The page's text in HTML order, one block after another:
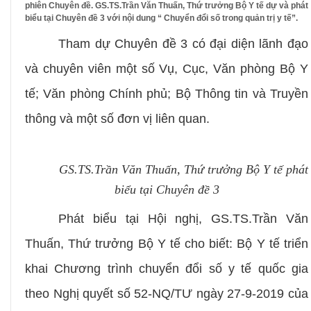
phiên Chuyên đề. GS.TS.Trần Văn Thuấn, Thứ trưởng Bộ Y tế dự và phát
biểu tại Chuyên đề 3 với nội dung “ Chuyển đổi số trong quản trị y tế”.
Tham dự Chuyên đề 3 có đại diện lãnh đạo
và chuyên viên một số Vụ, Cục, Văn phòng Bộ Y
tế; Văn phòng Chính phủ; Bộ Thông tin và Truyền
thông và một số đơn vị liên quan.
GS.TS.Trần Văn Thuấn, Thứ trưởng Bộ Y tế phát
biểu tại Chuyên đề 3
Phát biểu tại Hội nghị, GS.TS.Trần Văn
Thuấn, Thứ trưởng Bộ Y tế cho biết: Bộ Y tế triển
khai Chương trình chuyển đổi số y tế quốc gia
theo Nghị quyết số 52-NQ/TƯ ngày 27-9-2019 của